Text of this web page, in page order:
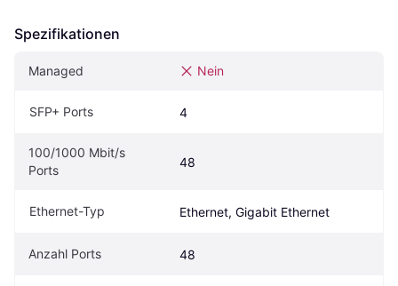
Spezifikationen
Managed Nein
SFP+ Ports 4
100/1000 Mbit/s
Ports
48
Ethernet-Typ Ethernet, Gigabit Ethernet
Anzahl Ports 48